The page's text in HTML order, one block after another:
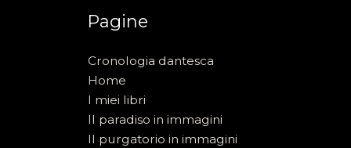
Pagine
Cronologia dantesca
Home
I miei libri
Il paradiso in immagini
Il purgatorio in immagini